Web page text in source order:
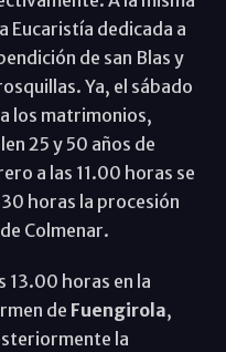
Eucaristía dedicada a
de san Blas y
Ya, el sábado
los matrimonios,
25 y 50 años de
a las 11.00 horas se
horas la procesión
Colmenar.
13.00 horas en la
de Fuengirola,
la